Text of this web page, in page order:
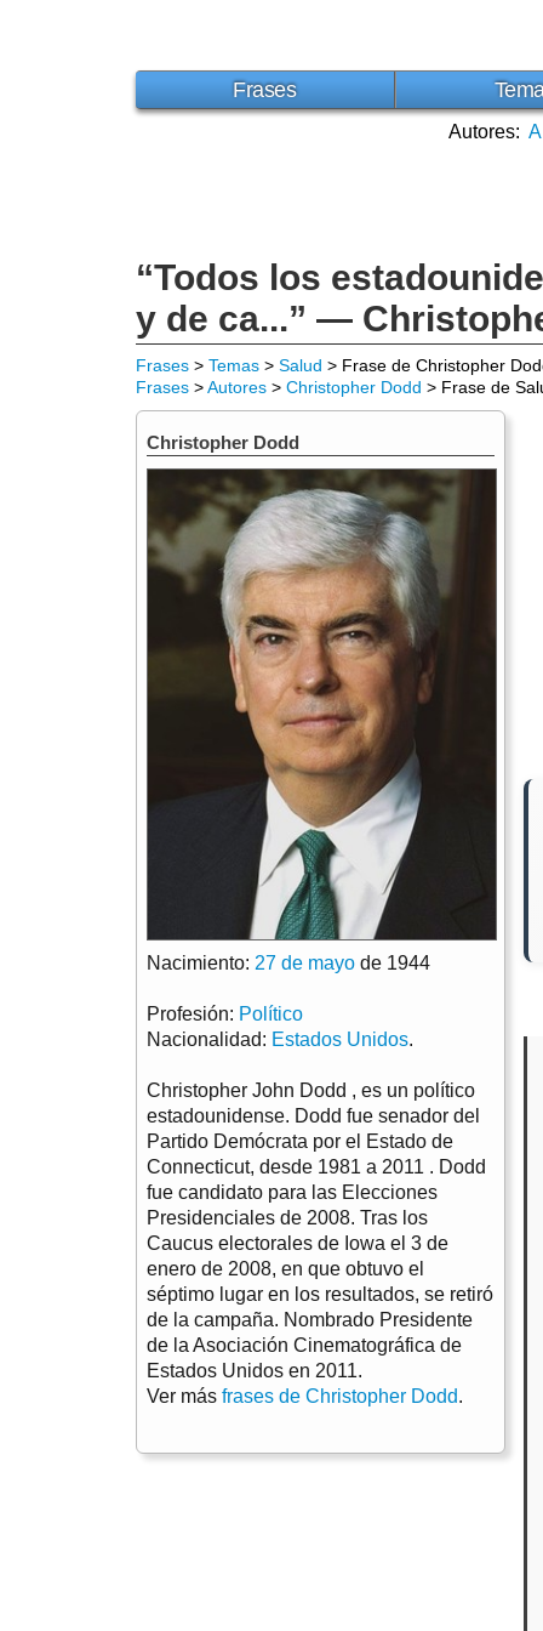
Frases
Autores: A
“Todos los
y de ca...” —
Frases > Temas > Salud > Frase de Christopher
Frases >Autores > Christopher Dodd > Frase de
Christopher Dodd
Nacimiento: 27 de mayo de 1944
Profesión: Político
Nacionalidad: Estados Unidos.
Christopher John Dodd , es un político
estadounidense. Dodd fue senador del
Partido Demócrata por el Estado de
Connecticut, desde 1981 a 2011 . Dodd
fue candidato para las Elecciones
Presidenciales de 2008. Tras los
Caucus electorales de Iowa el 3 de
enero de 2008, en que obtuvo el
séptimo lugar en los resultados, se retiró
de la campaña. Nombrado Presidente
de la Asociación Cinematográfica de
Estados Unidos en 2011.
Ver más frases de Christopher Dodd.